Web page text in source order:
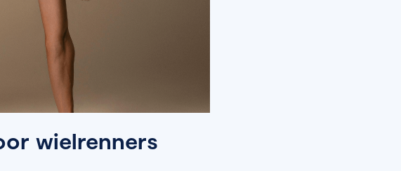
wielrenners